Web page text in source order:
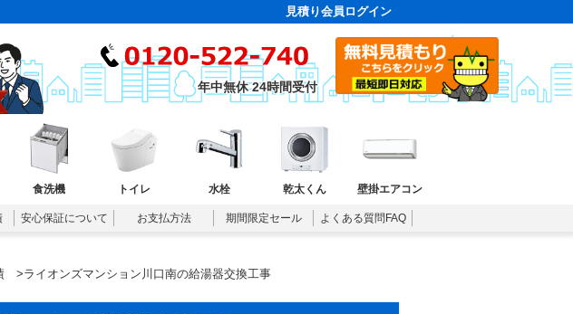
見積り会員ログイン
年中無休 24時間受付
食洗機 トイレ 水栓 乾太くん 壁掛エアコン
安心保証について お支払方法 期間限定セール よくある質問FAQ
>ライオンズマンション川口南の給湯器交換工事